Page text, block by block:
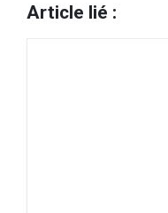
Article lié :